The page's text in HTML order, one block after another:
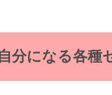
分になる各種